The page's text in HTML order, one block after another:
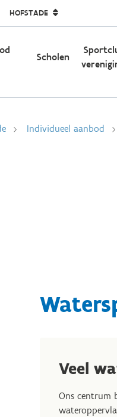
HOFSTADE
Scholen
Individueel aanbod
Veel
Ons centrum